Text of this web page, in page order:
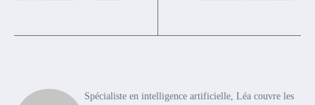
Spécialiste en intelligence artificielle, Léa couvre les